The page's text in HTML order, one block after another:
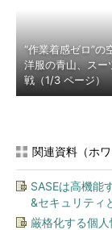
“作業着感ゼロ”
洋服の青山、スー
戦（1/3 ページ）
関連資料（ホワ
SASEは高機能
&セキュリティ
厳格化する個